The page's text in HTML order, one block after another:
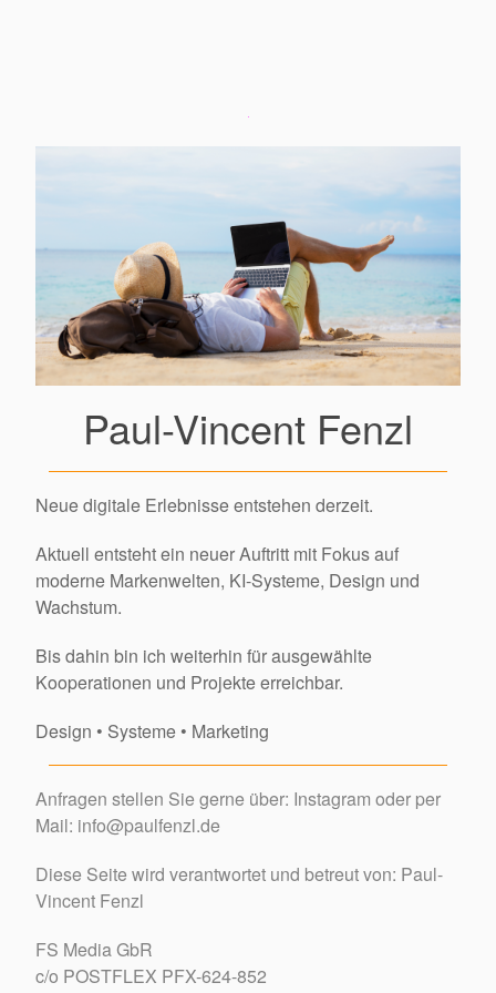
Paul-Vincent Fenzl
Neue digitale Erlebnisse entstehen derzeit.
Aktuell entsteht ein neuer Auftritt mit Fokus auf
moderne Markenwelten, KI-Systeme, Design und
Wachstum.
Bis dahin bin ich weiterhin für ausgewählte
Kooperationen und Projekte erreichbar.
Design • Systeme • Marketing
Anfragen stellen Sie gerne über: Instagram oder per
Mail: info@paulfenzl.de
Diese Seite wird verantwortet und betreut von: Paul-
Vincent Fenzl
FS Media GbR
c/o POSTFLEX PFX-624-852